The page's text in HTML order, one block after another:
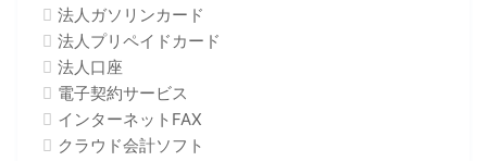
法人ガソリンカード
法人プリペイドカード
法人口座
電子契約サービス
インターネットFAX
クラウド会計ソフト